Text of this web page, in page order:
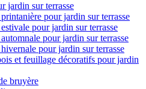
jardin sur terrasse
pour jardin sur terrasse
pour jardin sur terrasse
pour jardin sur terrasse
pour jardin sur terrasse
et feuillage décoratifs pour jardin
bruyère